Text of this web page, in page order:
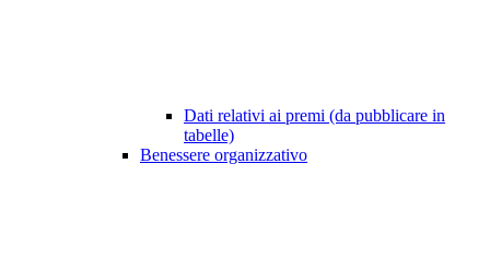
Dati relativi ai premi (da pubblicare in
tabelle)
Benessere organizzativo